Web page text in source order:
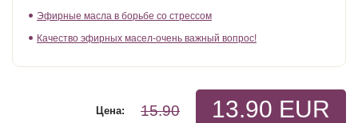
Эфирные масла в борьбе со стрессом
Качество эфирных масел-очень важный вопрос!
13.90 EUR
15.90
Цена: